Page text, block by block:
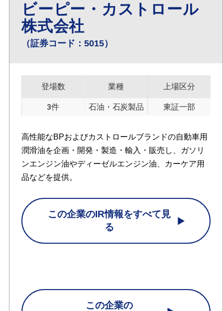
ビーピー・カストロール
株式会社
（証券コード：5015）
登場数
3件
業種
石油・石炭製品
上場区分
東証一部
高性能なBPおよびカストロールブランドの自動車用
潤滑油を企画・開発・製造・輸入・販売し、ガソリ
ンエンジン油やディーゼルエンジン油、カーケア用
品などを提供。
この企業のIR情報をすべて見
る
この企業の